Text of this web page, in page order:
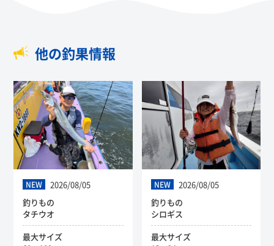
他の釣果情報
NEW
2026/08/05
釣りもの
タチウオ
最大サイズ
NEW
2026/08/05
釣りもの
シロギス
最大サイズ